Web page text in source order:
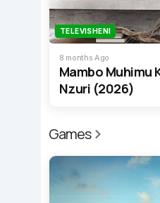
TELEVISHENI
8 months Ago
Mambo Muhimu
Nzuri (2026)
Games